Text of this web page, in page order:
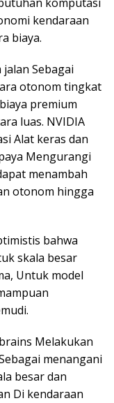
kendaraan
biaya.
Sebagai
otonom tingkat
premium
luas. NVIDIA
Alat keras dan
Mengurangi
menambah
otonom hingga
bahwa
skala besar
Untuk model
Melakukan
menangani
besar dan
Di kendaraan